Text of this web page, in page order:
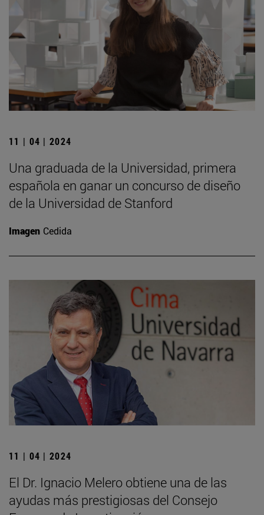
11 | 04 | 2024
Una graduada de la Universidad, primera
española en ganar un concurso de diseño
de la Universidad de Stanford
Imagen Cedida
11 | 04 | 2024
El Dr. Ignacio Melero obtiene una de las
ayudas más prestigiosas del Consejo